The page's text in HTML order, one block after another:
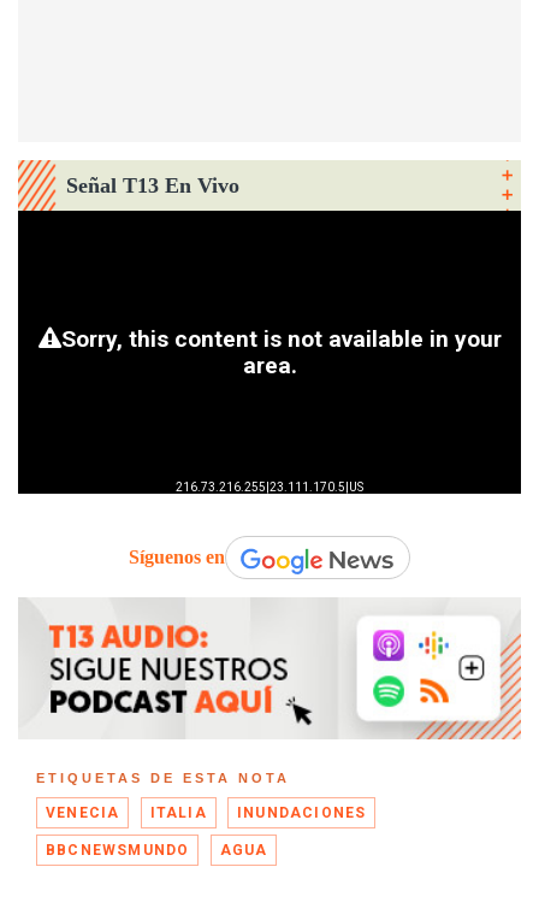
Señal T13 En Vivo
Síguenos en
ETIQUETAS DE ESTA NOTA
VENECIA ITALIA INUNDACIONES
BBCNEWSMUNDO AGUA